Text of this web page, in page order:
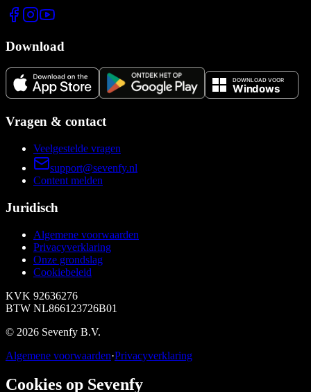
Download
Vragen & contact
Veelgestelde vragen
support@sevenfy.nl
Content melden
Juridisch
Algemene voorwaarden
Privacyverklaring
Onze grondslag
Cookiebeleid
KVK 92636276
BTW NL866123726B01
© 2026 Sevenfy B.V.
Algemene voorwaarden·Privacyverklaring
Cookies op Sevenfy